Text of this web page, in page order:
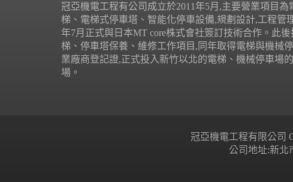
冠亞機電工程有公司成立於2011年5月,主要營業項目為
梯、電梯式停車塔、智能化停車設備,規劃設計,工程管
年7月正式與日本MT core株式會社簽訂技術合作。此後
梯、停車塔保養、維修工作項目,同年取得電梯與機械
業廠商登記證,正式投入新竹以北的電梯、機械停車場
場。
冠亞機電工程有限公司
公司地址:新